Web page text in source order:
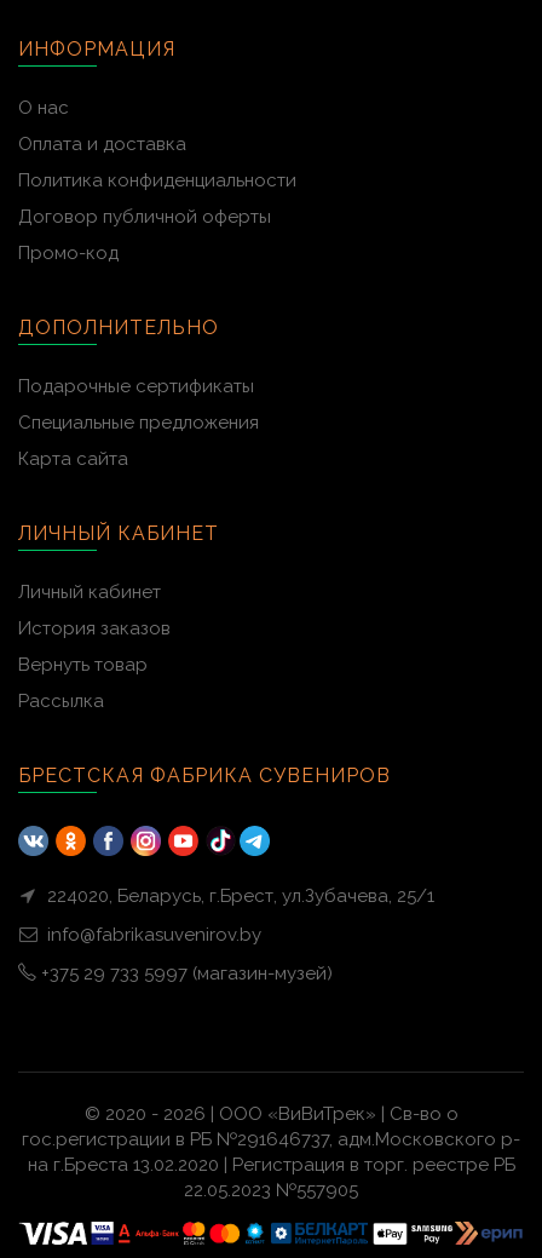
ИНФОРМАЦИЯ
О нас
Оплата и доставка
Политика конфиденциальности
Договор публичной оферты
Промо-код
ДОПОЛНИТЕЛЬНО
Подарочные сертификаты
Специальные предложения
Карта сайта
ЛИЧНЫЙ КАБИНЕТ
Личный кабинет
История заказов
Вернуть товар
Рассылка
БРЕСТСКАЯ ФАБРИКА СУВЕНИРОВ
224020, Беларусь, г.Брест, ул.Зубачева, 25/1
info@fabrikasuvenirov.by
+375 29 733 5997 (магазин-музей)
© 2020 - 2026 | ООО «ВиВиТрек» | Св-во о
гос.регистрации в РБ №291646737, адм.Московского р-
на г.Бреста 13.02.2020 | Регистрация в торг. реестре РБ
22.05.2023 №557905